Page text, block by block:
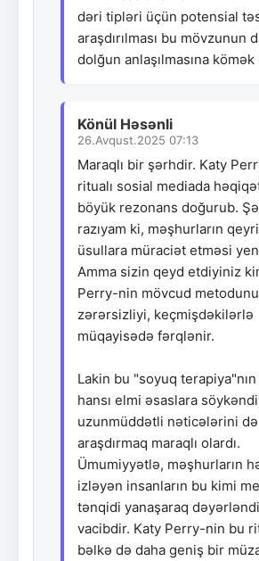
dəri tipləri üçün potensial
araşdırılması bu mövzunun
dolğun anlaşılmasına
Könül Həsənli
26.Avqust.2025 07:13
Maraqlı bir şərhdir. Katy
ritualı sosial mediada
böyük rezonans doğurub.
razıyam ki, məşhurların
üsullara müraciət etməsi
Amma sizin qeyd etdiyiniz
Perry-nin mövcud
zərərsizliyi, keçmişdəkilərlə
müqayisədə fərqlənir.
Lakin bu "soyuq
hansı elmi əsaslara
uzunmüddətli nəticələrini də
araşdırmaq maraqlı olardı.
Ümumiyyətlə, məşhurların
izləyən insanların bu kimi
tənqidi yanaşaraq
vacibdir. Katy Perry-nin bu
bəlkə də daha geniş bir